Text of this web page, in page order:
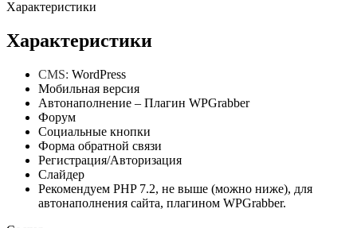
Характеристики
Характеристики
CMS: WordPress
Мобильная версия
Автонаполнение – Плагин WPGrabber
Форум
Социальные кнопки
Форма обратной связи
Регистрация/Авторизация
Слайдер
Рекомендуем PHP 7.2, не выше (можно ниже), для
автонаполнения сайта, плагином WPGrabber.